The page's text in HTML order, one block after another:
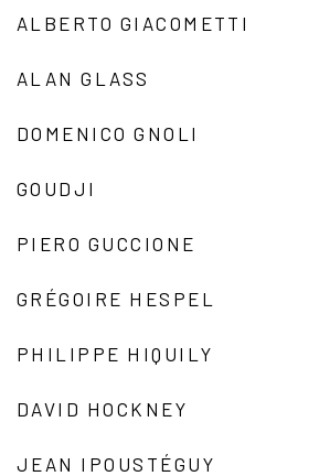
ALBERTO GIACOMETTI
ALAN GLASS
DOMENICO GNOLI
GOUDJI
PIERO GUCCIONE
GRÉGOIRE HESPEL
PHILIPPE HIQUILY
DAVID HOCKNEY
JEAN IPOUSTÉGUY